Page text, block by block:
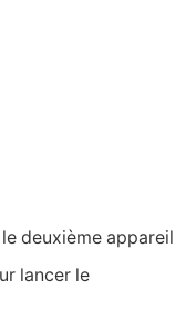
deuxième appareil
lancer le